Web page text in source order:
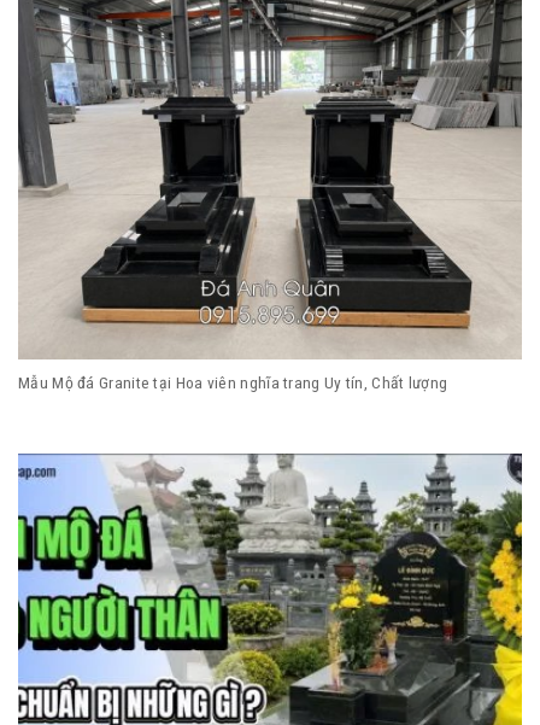
Mẫu Mộ đá Granite tại Hoa viên nghĩa trang Uy tín, Chất lượng